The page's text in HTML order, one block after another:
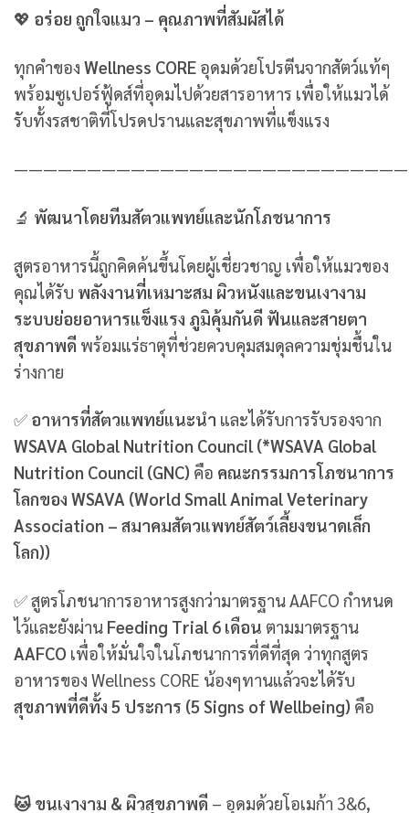
💖 อร่อย ถูกใจแมว – คุณภาพที่สัมผัสได้
ทุกคำของ Wellness CORE อุดมด้วยโปรตีนจากสัตว์แท้ๆ
พร้อมซูเปอร์ฟู้ดส์ที่อุดมไปด้วยสารอาหาร เพื่อให้แมวได้
รับทั้งรสชาติที่โปรดปรานและสุขภาพที่แข็งแรง
🔬 พัฒนาโดยทีมสัตวแพทย์และนักโภชนาการ
สูตรอาหารนี้ถูกคิดค้นขึ้นโดยผู้เชี่ยวชาญ เพื่อให้แมวของ
คุณได้รับ พลังงานที่เหมาะสม ผิวหนังและขนเงางาม
ระบบย่อยอาหารแข็งแรง ภูมิคุ้มกันดี ฟันและสายตา
สุขภาพดี พร้อมแร่ธาตุที่ช่วยควบคุมสมดุลความชุ่มชื้นใน
ร่างกาย
✅ อาหารที่สัตวแพทย์แนะนำ และได้รับการรับรองจาก
WSAVA Global Nutrition Council (*WSAVA Global
Nutrition Council (GNC) คือ คณะกรรมการโภชนาการ
โลกของ WSAVA (World Small Animal Veterinary
Association – สมาคมสัตวแพทย์สัตว์เลี้ยงขนาดเล็ก
โลก))
✅ สูตรโภชนาการอาหารสูงกว่ามาตรฐาน AAFCO กำหนด
ไว้และยังผ่าน Feeding Trial 6 เดือน ตามมาตรฐาน
AAFCO เพื่อให้มั่นใจในโภชนาการที่ดีที่สุด ว่าทุกสูตร
อาหารของ Wellness CORE น้องๆทานแล้วจะได้รับ
สุขภาพที่ดีทั้ง 5 ประการ (5 Signs of Wellbeing) คือ
🐱 ขนเงางาม & ผิวสุขภาพดี – อุดมด้วยโอเมก้า 3&6,